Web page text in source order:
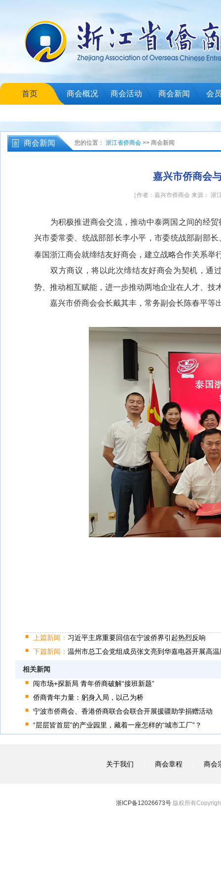
首页 商会概况 商会活动 商会新闻 会
商会新闻 您的位置： 浙江省侨商会 >> 商会新闻
嘉兴市侨商会
［作者：嘉兴市侨商会 来源：
为积极推进商会交流，推动中泰两国之间的经贸
兴市委常委、统战部部长李小平，市委统战部副部
泰国浙江商会就缔结友好商会，建立战略合作关系举
双方商议，将以此次缔结友好商会为契机，通过
势、推动相互赋能，进一步推动两地企业在人才、技
嘉兴市侨商会会长戴其丰，常务副会长陈春平等
上篇新闻： 习近平主席重要回信在宁波侨界引起热烈反响
下篇新闻： 温州市总工会党组成员张文亮到华嘉电器开展高
相关新闻
闯市场+探新局 青年侨商破解“接班新题”
侨商青年力量：躬身入局，以己为桥
宁波市侨商会、香港侨商联合会联合开展援疆助学捐赠活动
“层层皆首层”的产业园里，藏着一座怎样的“城市工厂”？
关于我们 商会章程 商会
浙ICP备12026673号 版权所有